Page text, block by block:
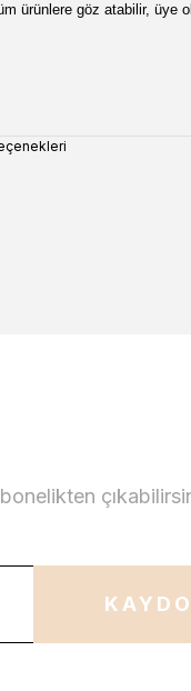
ürünlere göz atabilir, üye